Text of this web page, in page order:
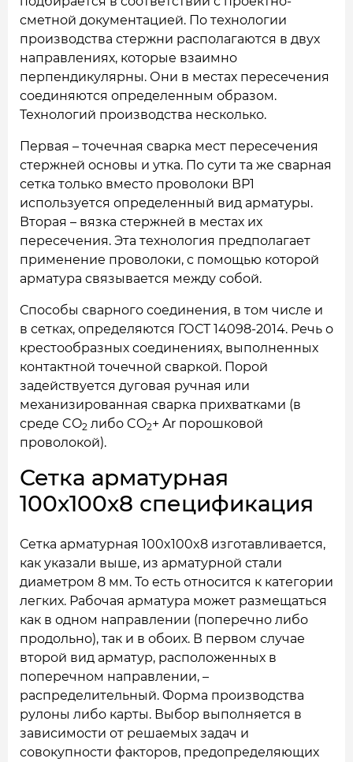
сметной документацией. По технологии
производства стержни располагаются в двух
направлениях, которые взаимно
перпендикулярны. Они в местах пересечения
соединяются определенным образом.
Технологий производства несколько.
Первая – точечная сварка мест пересечения
стержней основы и утка. По сути та же сварная
сетка только вместо проволоки ВР1
используется определенный вид арматуры.
Вторая – вязка стержней в местах их
пересечения. Эта технология предполагает
применение проволоки, с помощью которой
арматура связывается между собой.
Способы сварного соединения, в том числе и
в сетках, определяются ГОСТ 14098-2014. Речь о
крестообразных соединениях, выполненных
контактной точечной сваркой. Порой
задействуется дуговая ручная или
механизированная сварка прихватками (в
среде CO2 либо CO2+ Ar порошковой
проволокой).
Сетка арматурная
100x100x8 спецификация
Сетка арматурная 100x100x8 изготавливается,
как указали выше, из арматурной стали
диаметром 8 мм. То есть относится к категории
легких. Рабочая арматура может размещаться
как в одном направлении (поперечно либо
продольно), так и в обоих. В первом случае
второй вид арматур, расположенных в
поперечном направлении, –
распределительный. Форма производства
рулоны либо карты. Выбор выполняется в
зависимости от решаемых задач и
совокупности факторов, предопределяющих